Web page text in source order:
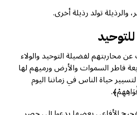
والرذيلة تولد رذيلة أخرى.
محاربتهم لفضيلة التوحيد والولاء
فاطر السموات والأرض ورميهم لها
حياة الناس في زماننا اليوم